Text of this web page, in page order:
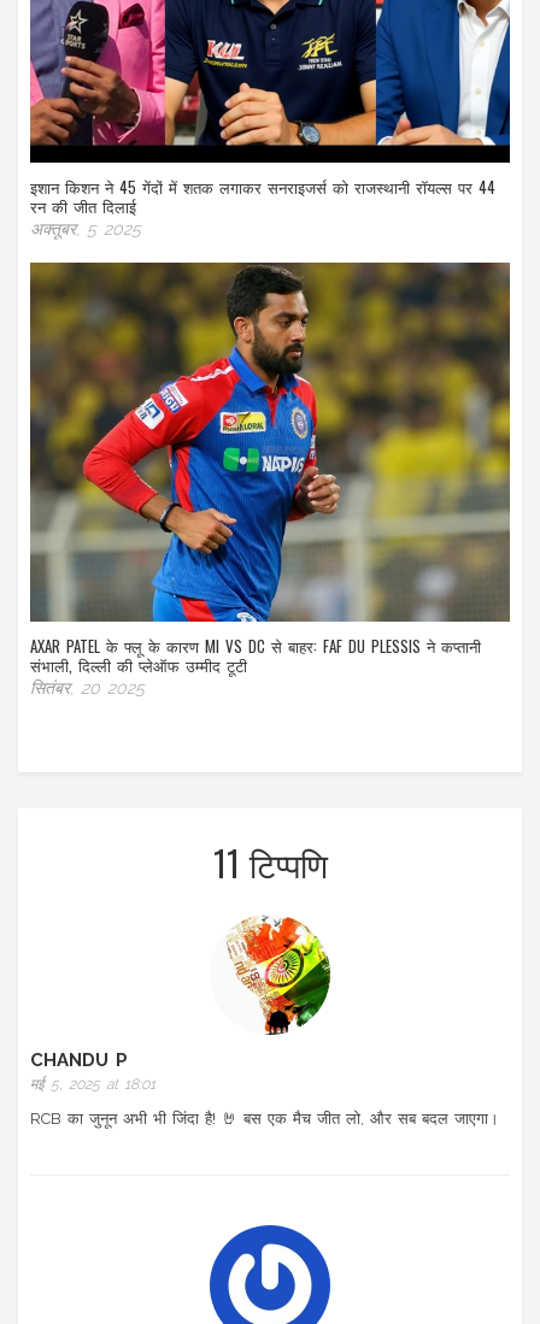
इशान किशन ने 45 गेंदों में शतक लगाकर सनराइजर्स को राजस्थानी रॉयल्स पर 44
रन की जीत दिलाई
अक्तूबर, 5 2025
AXAR PATEL के फ्लू के कारण MI VS DC से बाहर: FAF DU PLESSIS ने कप्तानी
संभाली, दिल्ली की प्लेऑफ उम्मीद टूटी
सितंबर, 20 2025
11 टिप्पणि
CHANDU P
मई 5, 2025 at 18:01
RCB का जुनून अभी भी जिंदा है! 🤘 बस एक मैच जीत लो, और सब बदल जाएगा।